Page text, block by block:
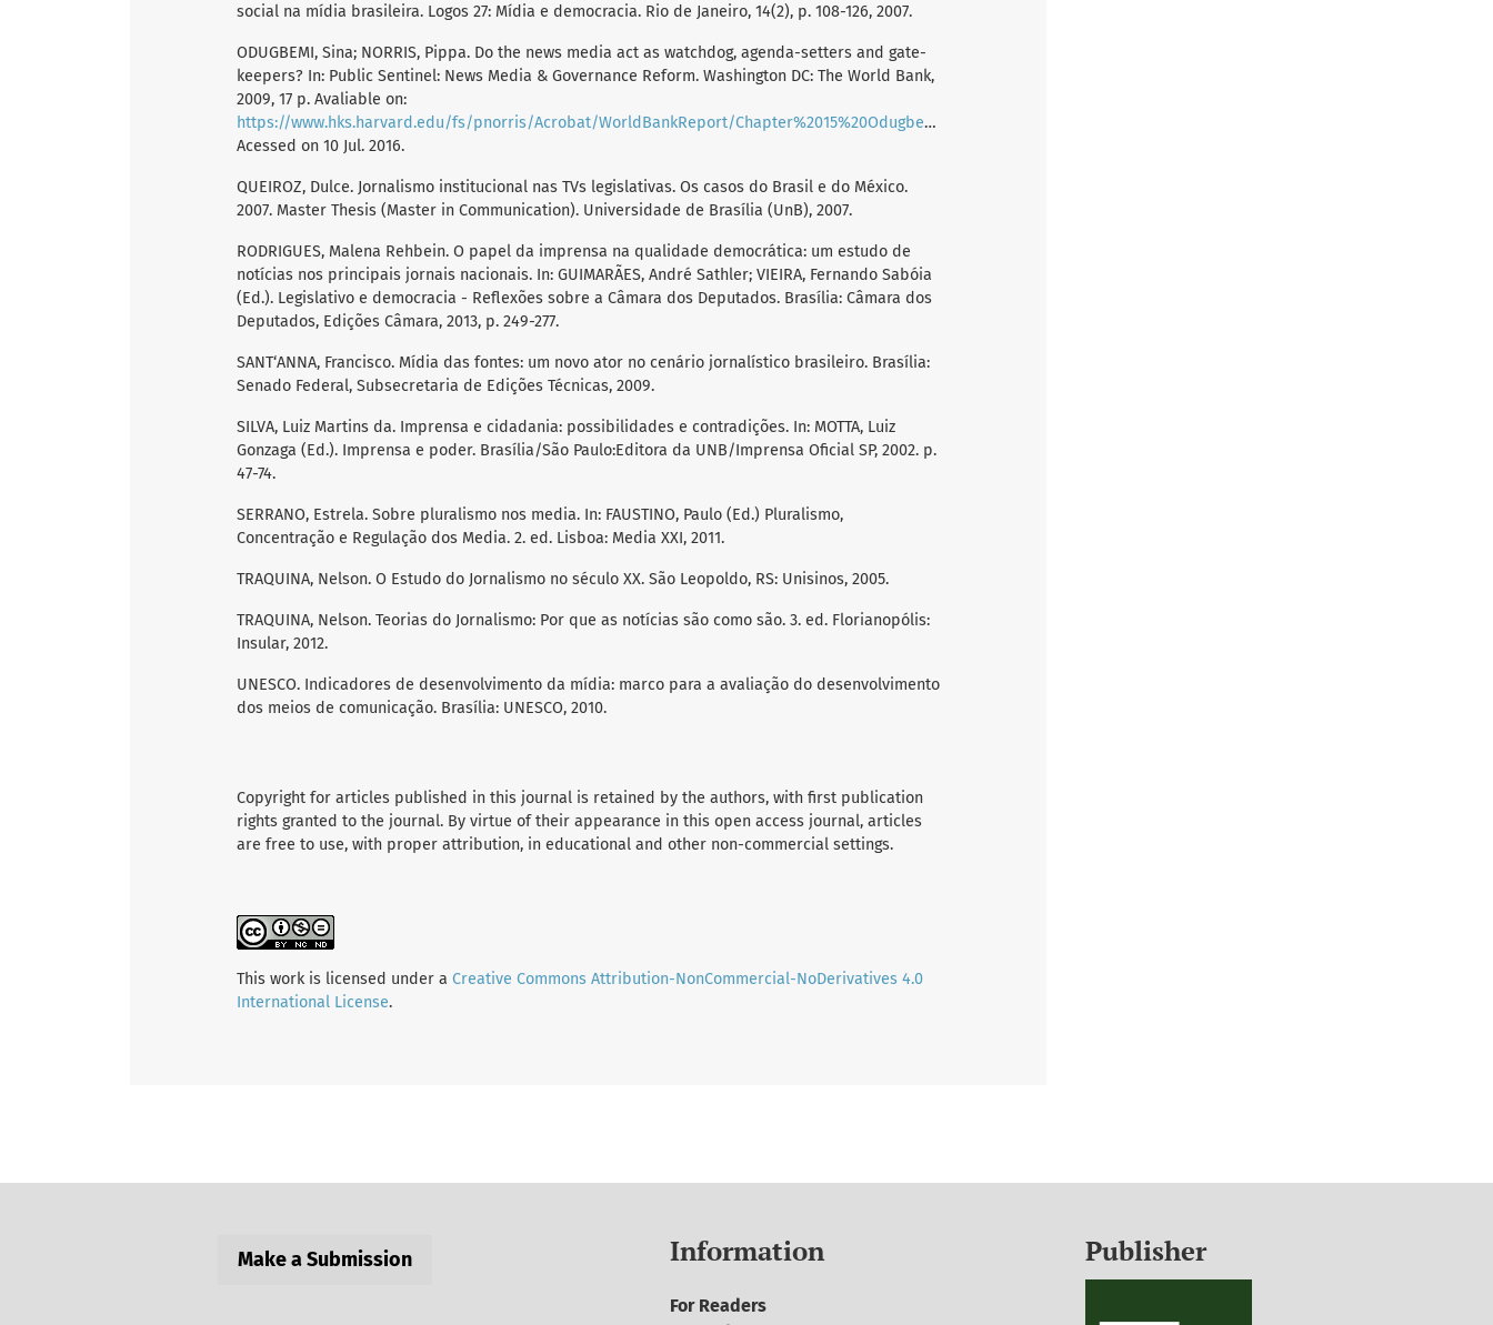
social na mídia brasileira. Logos 27: Mídia e democracia. Rio de Janeiro, 14(2), p. 108-126, 2007.
ODUGBEMI, Sina; NORRIS, Pippa. Do the news media act as watchdog, agenda-setters and gate-
keepers? In: Public Sentinel: News Media & Governance Reform. Washington DC: The World Bank,
2009, 17 p. Avaliable on:
https://www.hks.harvard.edu/fs/pnorris/Acrobat/WorldBankReport/Chapter%2015%20Odugbemi%20and%20Norris.pdf
Acessed on 10 Jul. 2016.
QUEIROZ, Dulce. Jornalismo institucional nas TVs legislativas. Os casos do Brasil e do México.
2007. Master Thesis (Master in Communication). Universidade de Brasília (UnB), 2007.
RODRIGUES, Malena Rehbein. O papel da imprensa na qualidade democrática: um estudo de
notícias nos principais jornais nacionais. In: GUIMARÃES, André Sathler; VIEIRA, Fernando Sabóia
(Ed.). Legislativo e democracia - Reflexões sobre a Câmara dos Deputados. Brasília: Câmara dos
Deputados, Edições Câmara, 2013, p. 249-277.
SANT‘ANNA, Francisco. Mídia das fontes: um novo ator no cenário jornalístico brasileiro. Brasília:
Senado Federal, Subsecretaria de Edições Técnicas, 2009.
SILVA, Luiz Martins da. Imprensa e cidadania: possibilidades e contradições. In: MOTTA, Luiz
Gonzaga (Ed.). Imprensa e poder. Brasília/São Paulo:Editora da UNB/Imprensa Oficial SP, 2002. p.
47-74.
SERRANO, Estrela. Sobre pluralismo nos media. In: FAUSTINO, Paulo (Ed.) Pluralismo,
Concentração e Regulação dos Media. 2. ed. Lisboa: Media XXI, 2011.
TRAQUINA, Nelson. O Estudo do Jornalismo no século XX. São Leopoldo, RS: Unisinos, 2005.
TRAQUINA, Nelson. Teorias do Jornalismo: Por que as notícias são como são. 3. ed. Florianopólis:
Insular, 2012.
UNESCO. Indicadores de desenvolvimento da mídia: marco para a avaliação do desenvolvimento
dos meios de comunicação. Brasília: UNESCO, 2010.
Copyright for articles published in this journal is retained by the authors, with first publication
rights granted to the journal. By virtue of their appearance in this open access journal, articles
are free to use, with proper attribution, in educational and other non-commercial settings.
This work is licensed under a Creative Commons Attribution-NonCommercial-NoDerivatives 4.0
International License.
Make a Submission Information
For Readers
Publisher